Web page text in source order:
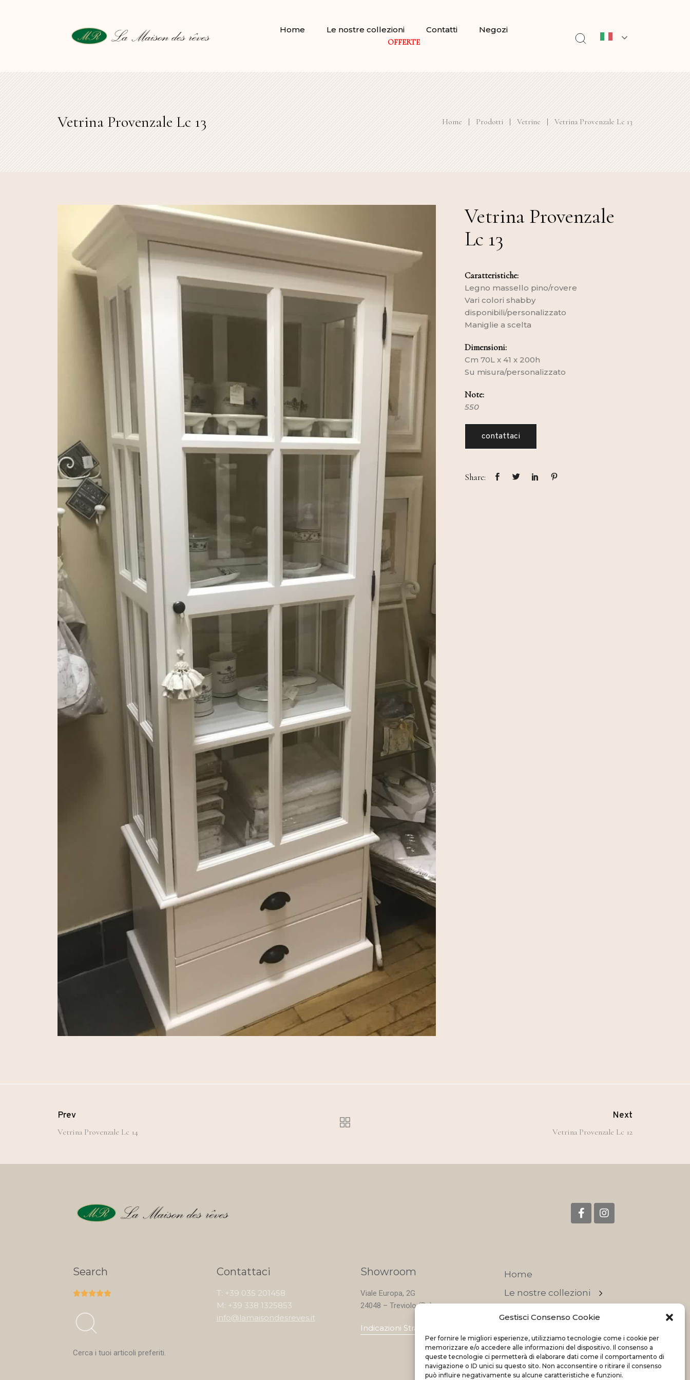
Gestisci Consenso Cookie
Per fornire le migliori esperienze, utilizziamo tecnologie come i cookie per
memorizzare e/o accedere alle informazioni del dispositivo. Il consenso a
queste tecnologie ci permetterà di elaborare dati come il comportamento di
navigazione o ID unici su questo sito. Non acconsentire o ritirare il consenso
può influire negativamente su alcune caratteristiche e funzioni.
Home Le nostre collezioni Contatti Negozi
OFFERTE
Vetrina Provenzale Lc 13 Home | Prodotti | Vetrine | Vetrina Provenzale Lc 13
Vetrina Provenzale
Lc 13
Caratteristiche:
Legno massello pino/rovere
Vari colori shabby
disponibili/personalizzato
Maniglie a scelta
Dimensioni:
Cm 70L x 41 x 200h
Su misura/personalizzato
Note:
550
contattaci
Share:
Prev
Vetrina Provenzale Lc 14
Next
Vetrina Provenzale Lc 12
Search

Cerca i tuoi articoli preferiti.
Contattaci
T: +39 035 201458
M: +39 338 1325853
info@lamaisondesreves.it
Showroom
Viale Europa, 2G
24048 – Treviolo (Bg)
Indicazioni Stradali
Home
Le nostre collezioni
Contatti
OFFERTE